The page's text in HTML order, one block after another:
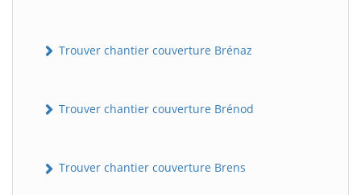
Trouver chantier couverture Brénaz
Trouver chantier couverture Brénod
Trouver chantier couverture Brens